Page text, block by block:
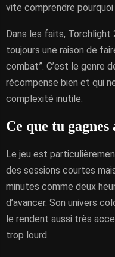
vite comprendre
Dans les faits, Torchlight
toujours une raison de
combat”. C’est le genre
récompense bien et qui
complexité inutile.
Ce que tu
Le jeu est
des sessions courtes
minutes comme deux
d’avancer. Son univers
le rendent aussi très
trop lourd.